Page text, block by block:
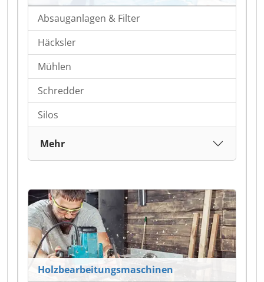
Absauganlagen & Filter
Häcksler
Mühlen
Schredder
Silos
Mehr
Holzbearbeitungsmaschinen